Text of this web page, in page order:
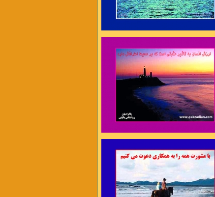
آتشی بود در این خانه که کاشانه بسوخت
دلبر بگداخت
جانم از آتش مهر رخ جانانه بسوخت
آری ، دیر اندیشی نه !
برای اختراع مناسب ترند تا برای داوری ،
اجرا مناسب ترند تا برای مشورت ،
های نو مناسب ترند تا امور روزمره »
بیکن